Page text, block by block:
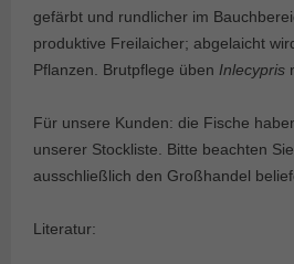
gefärbt und rundlicher im
produktive Freilaicher; abgelaicht
Pflanzen. Brutpflege üben Inlecypris
Für unsere Kunden: die Fische
unserer Stockliste. Bitte beachten
ausschließlich den Großhandel
Literatur: